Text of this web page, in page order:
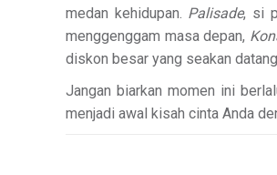
medan kehidupan. Palisade, si
menggenggam masa depan,
diskon besar yang seakan
Jangan biarkan momen ini
menjadi awal kisah cinta Anda